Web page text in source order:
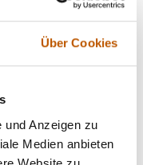
Über Cookies
und Anzeigen zu
Medien anbieten
Zehner